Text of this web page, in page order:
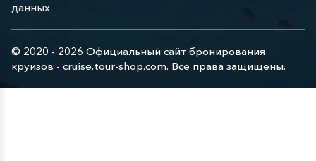
данных
© 2020 - 2026 Официальный сайт бронирования
круизов - cruise.tour-shop.com. Все права защищены.